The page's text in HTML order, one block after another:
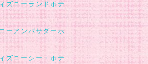
ズニーランドホテ
ーアンバサダーホ
ズニーシー・ホテ